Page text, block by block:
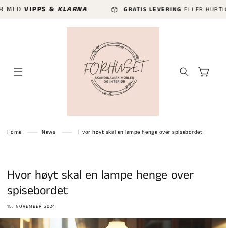
TIL
VIPPS &KLARNA GRATIS LEVERINGELLER
Handlekurv
Home News Hvor høyt skal en lampe henge over spisebordet
Hvor høyt skal en lampe henge over
spisebordet
15. NOVEMBER 2024